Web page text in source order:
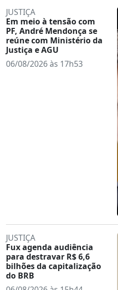
JUSTIÇA
Em meio à tensão com
PF, André Mendonça se
reúne com Ministério da
Justiça e AGU
06/08/2026 às 17h53
JUSTIÇA
Fux agenda audiência
para destravar R$ 6,6
bilhões da capitalização
do BRB